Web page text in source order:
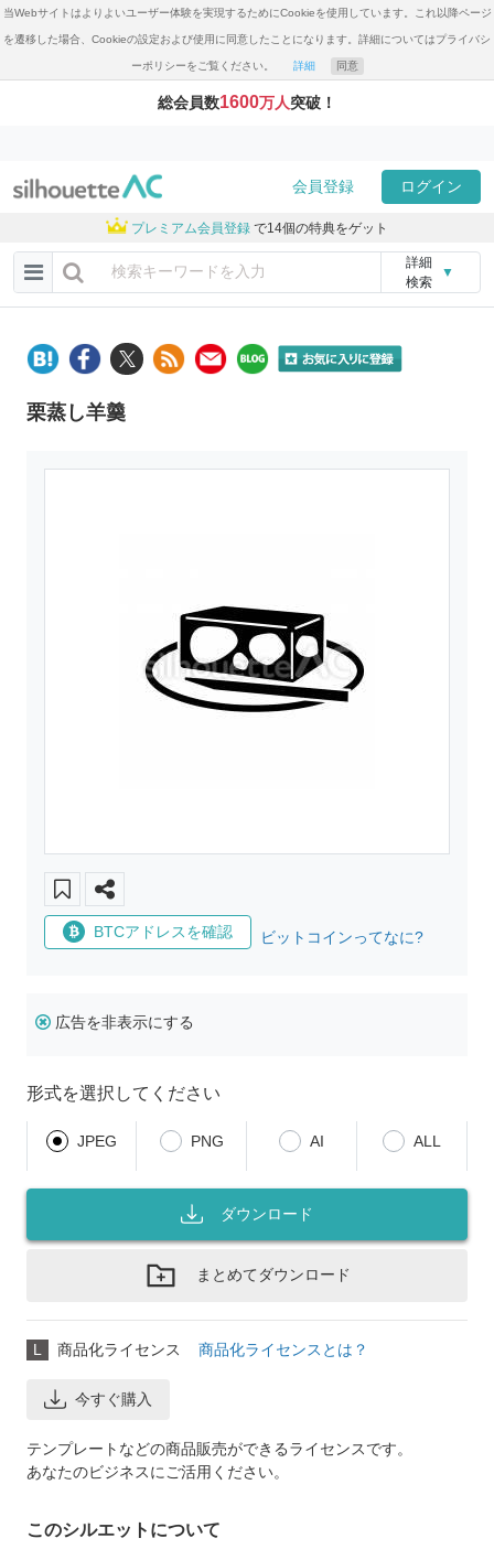
当Webサイトはよりよいユーザー体験を実現するためにCookieを使用しています。これ以降ページ
を遷移した場合、Cookieの設定および使用に同意したことになります。詳細についてはプライバシ
ーポリシーをご覧ください。 詳細 同意
総会員数1600万人突破！
会員登録 ログイン
プレミアム会員登録 で14個の特典をゲット
詳細
検索
▼
栗蒸し羊羹
BTCアドレスを確認 ビットコインってなに?
広告を非表示にする
形式を選択してください
JPEG PNG AI ALL
ダウンロード
まとめてダウンロード
L 商品化ライセンス 商品化ライセンスとは？
今すぐ購入
テンプレートなどの商品販売ができるライセンスです。
あなたのビジネスにご活用ください。
このシルエットについて